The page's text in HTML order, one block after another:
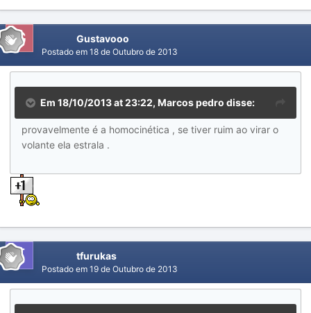
Gustavooo
Postado em 18 de Outubro de 2013
Em 18/10/2013 at 23:22, Marcos pedro disse:
provavelmente é a homocinética , se tiver ruim ao virar o
volante ela estrala .
tfurukas
Postado em 19 de Outubro de 2013